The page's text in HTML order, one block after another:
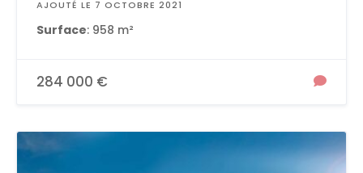
AJOUTÉ LE 7 OCTOBRE 2021
Surface: 958 m²
284 000 €